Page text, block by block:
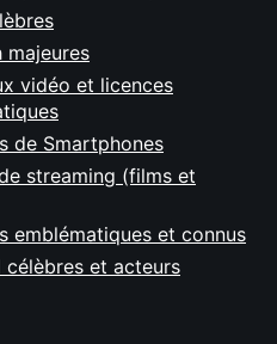
majeures
vidéo et licences
de Smartphones
streaming (films et
emblématiques et connus
célèbres et acteurs